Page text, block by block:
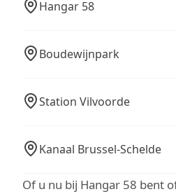
Hangar 58
Boudewijnpark
Station Vilvoorde
Kanaal Brussel-Schelde
Of u nu bij Hangar 58 bent